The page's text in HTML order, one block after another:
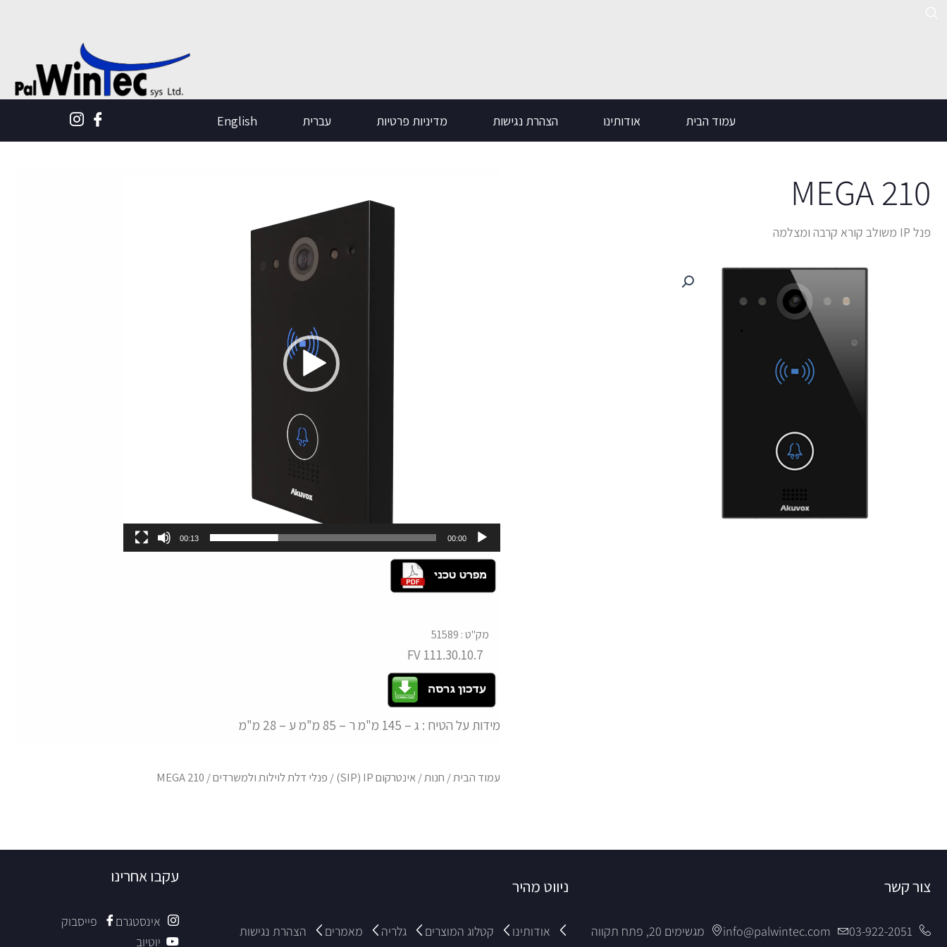
עמוד הבית אודותינו הצהרת נגישות מדיניות פרטיות עברית English
MEGA 210
פנל IP משולב קורא קרבה ומצלמה
00:00
00:13
מק"ט : 51589
מידות על הטיח : ג – 145 מ"מ ר – 85 מ"מ ע – 28 מ"מ
עמוד הבית/ חנות/אינטרקום SIP) IP) / פנלי דלת לוילות ולמשרדים/ MEGA 210
צור קשר
03-922-2051
info@palwintec.com מגשימים 20, פתח תקווה
ניווט מהיר
אודותינו קטלוג המוצרים גלריה מאמרים הצהרת נגישות
עקבו אחרינו
אינסטגרם
פייסבוק
יוטיוב